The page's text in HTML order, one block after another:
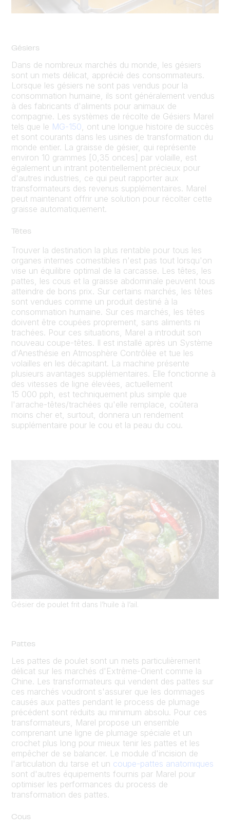
Gésiers
Dans de nombreux marchés du monde, les gésiers
sont un mets délicat, apprécié des consommateurs.
Lorsque les gésiers ne sont pas vendus pour la
consommation humaine, ils sont généralement vendus
à des fabricants d'aliments pour animaux de
compagnie. Les systèmes de récolte de Gésiers Marel
tels que le MG-150, ont une longue histoire de succès
et sont courants dans les usines de transformation du
monde entier. La graisse de gésier, qui représente
environ 10 grammes [0,35 onces] par volaille, est
également un intrant potentiellement précieux pour
d'autres industries, ce qui peut rapporter aux
transformateurs des revenus supplémentaires. Marel
peut maintenant offrir une solution pour récolter cette
graisse automatiquement.
Têtes
Trouver la destination la plus rentable pour tous les
organes internes comestibles n'est pas tout lorsqu'on
vise un équilibre optimal de la carcasse. Les têtes, les
pattes, les cous et la graisse abdominale peuvent tous
atteindre de bons prix. Sur certains marchés, les têtes
sont vendues comme un produit destiné à la
consommation humaine. Sur ces marchés, les têtes
doivent être coupées proprement, sans aliments ni
trachées. Pour ces situations, Marel a introduit son
nouveau coupe-têtes. Il est installé après un Système
d'Anesthésie en Atmosphère Contrôlée et tue les
volailles en les décapitant. La machine présente
plusieurs avantages supplémentaires. Elle fonctionne à
des vitesses de ligne élevées, actuellement
15 000 pph, est techniquement plus simple que
l'arrache-têtes/trachées qu'elle remplace, coûtera
moins cher et, surtout, donnera un rendement
supplémentaire pour le cou et la peau du cou.
Gésier de poulet frit dans l’huile à l’ail.
Pattes
Les pattes de poulet sont un mets particulièrement
délicat sur les marchés d'Extrême-Orient comme la
Chine. Les transformateurs qui vendent des pattes sur
ces marchés voudront s'assurer que les dommages
causés aux pattes pendant le process de plumage
précédent sont réduits au minimum absolu. Pour ces
transformateurs, Marel propose un ensemble
comprenant une ligne de plumage spéciale et un
crochet plus long pour mieux tenir les pattes et les
empêcher de se balancer. Le module d'incision de
l'articulation du tarse et un coupe-pattes anatomiques
sont d'autres équipements fournis par Marel pour
optimiser les performances du process de
transformation des pattes.
Cous